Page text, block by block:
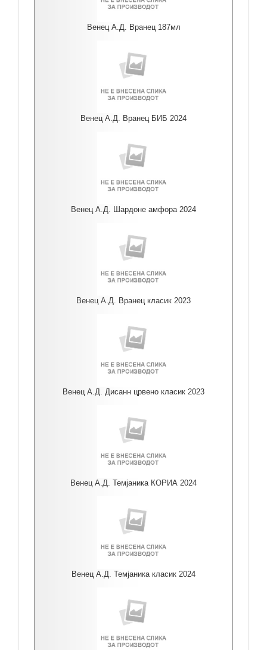
Венец А.Д. Вранец 187мл
Венец А.Д. Вранец БИБ 2024
Венец А.Д. Шардоне амфора 2024
Венец А.Д. Вранец класик 2023
Венец А.Д. Дисанн црвено класик 2023
Венец А.Д. Темјаника КОРИА 2024
Венец А.Д. Темјаника класик 2024